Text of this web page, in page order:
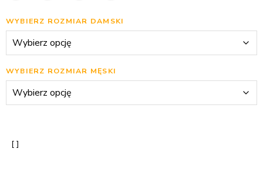
WYBIERZ ROZMIAR DAMSKI
WYBIERZ ROZMIAR MĘSKI